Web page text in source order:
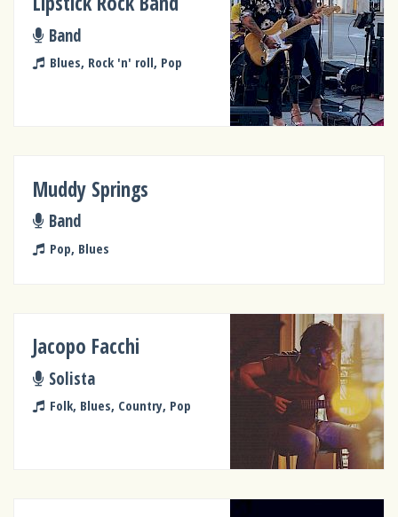
Band
Blues, Rock 'n' roll, Pop
Muddy Springs
Band
Pop, Blues
Jacopo Facchi
Solista
Folk, Blues, Country, Pop